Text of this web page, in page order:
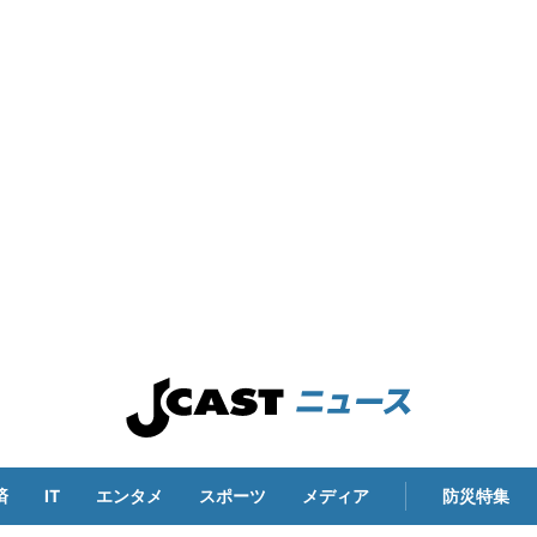
IT エンタメ スポーツ メディア 防災特集